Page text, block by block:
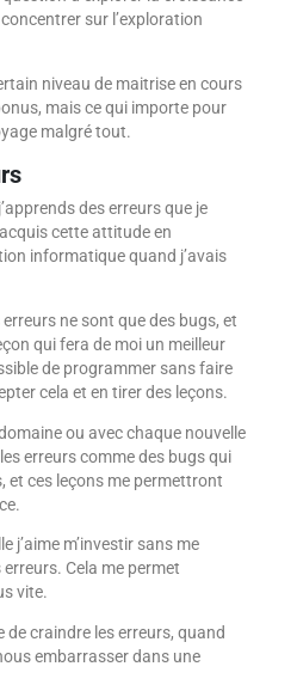
sur l’exploration
niveau de maitrise en cours
mais ce qui importe pour
malgré tout.
des erreurs que je
cette attitude en
informatique quand j’avais
ne sont que des bugs, et
qui fera de moi un meilleur
de programmer sans faire
cela et en tirer des leçons.
ou avec chaque nouvelle
erreurs comme des bugs qui
et ces leçons me permettront
j’aime m’investir sans me
Cela me permet
vite.
de craindre les erreurs, quand
embarrasser dans une